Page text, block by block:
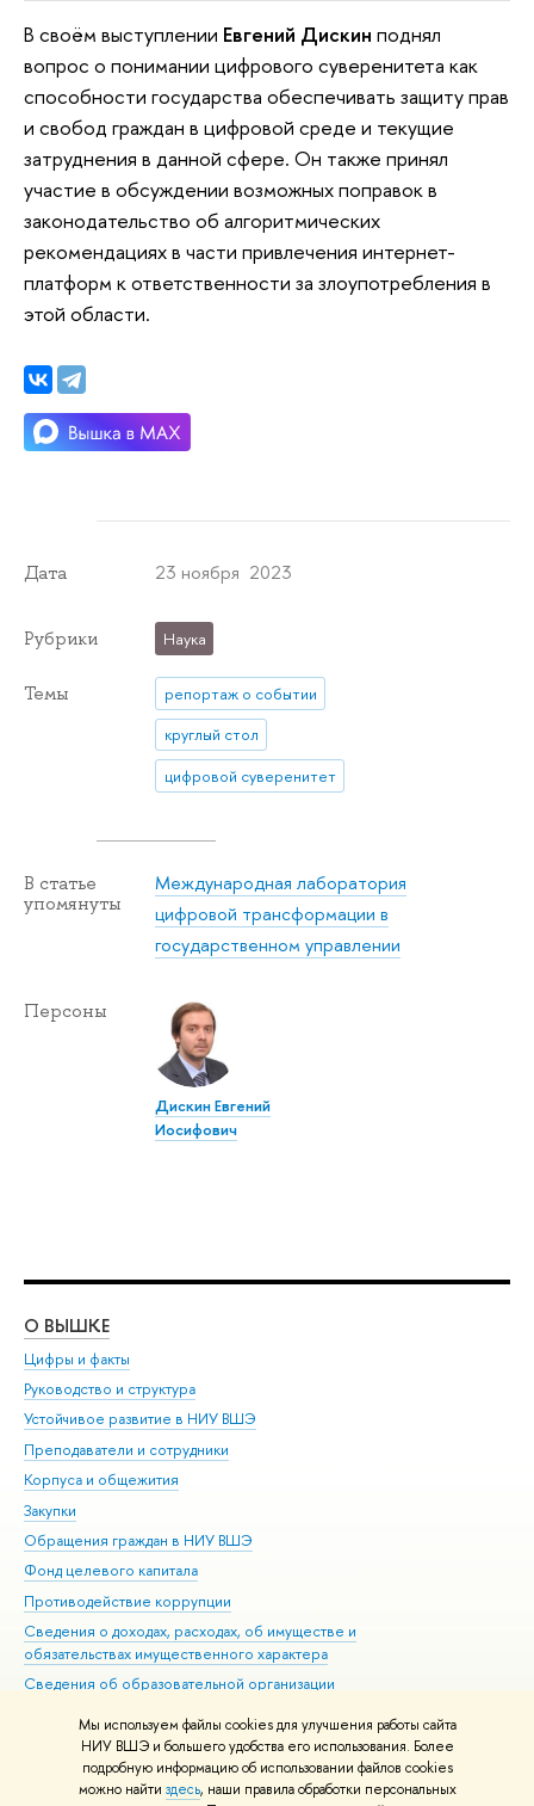
Мы используем файлы cookies для улучшения работы сайта
НИУ ВШЭ и большего удобства его использования. Более
подробную информацию об использовании файлов cookies
можно найти здесь, наши правила обработки персональных
В своём выступлении Евгений Дискин поднял
вопрос о понимании цифрового суверенитета как
способности государства обеспечивать защиту прав
и свобод граждан в цифровой среде и текущие
затруднения в данной сфере. Он также принял
участие в обсуждении возможных поправок в
законодательство об алгоритмических
рекомендациях в части привлечения интернет-
платформ к ответственности за злоупотребления в
этой области.
Дата 23 ноября 2023
Рубрики Наука
Темы
репортаж о событии
круглый стол
цифровой суверенитет
В статье
упомянуты
Международная лаборатория
цифровой трансформации в
государственном управлении
Персоны
Дискин Евгений
Иосифович
О ВЫШКЕ
Цифры и факты
Руководство и структура
Устойчивое развитие в НИУ ВШЭ
Преподаватели и сотрудники
Корпуса и общежития
Закупки
Обращения граждан в НИУ ВШЭ
Фонд целевого капитала
Противодействие коррупции
Сведения о доходах, расходах, об имуществе и
обязательствах имущественного характера
Сведения об образовательной организации
Людям с ограниченными возможностями здоровья
Единая платежная страница
Работа в Вышке